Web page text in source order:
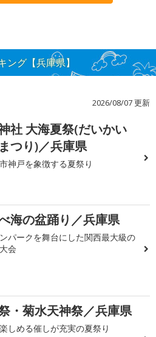
ング【兵庫県】
2026/08/07 更新
社 大海夏祭(だいかい
つり)／兵庫県
神戸を象徴する夏祭り
海の盆踊り／兵庫県
パークを舞台にした関西最大級の
会
・菊水天神祭／兵庫県
しめる催しが充実の夏祭り